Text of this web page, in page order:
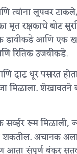
लूपवर
मृत रक्षकाचे बोट
आणि एक
रितिक उजवीकडे.
दाट धूर पसरत
मिळाला.
रूम मिळाली,
अचानक अलार्म